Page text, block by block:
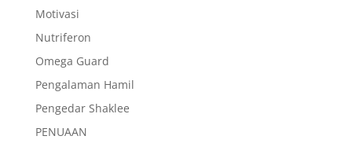
Motivasi
Nutriferon
Omega Guard
Pengalaman Hamil
Pengedar Shaklee
PENUAAN